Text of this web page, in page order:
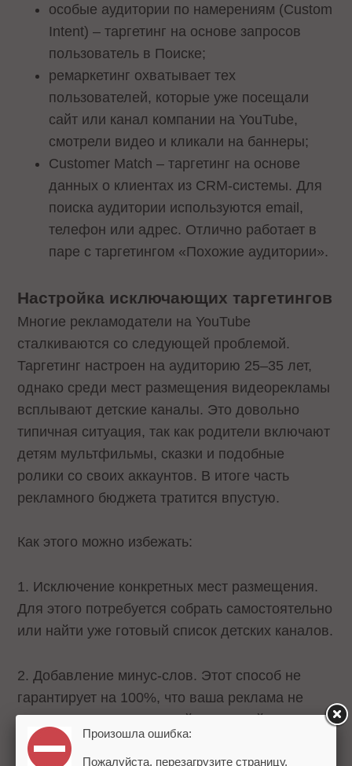
особые аудитории по намерениям (Custom
Intent) – таргетинг на основе запросов
пользователь в Поиске;
ремаркетинг охватывает тех
пользователей, которые уже посещали
сайт или канал компании на YouTube,
смотрели видео и кликали на баннеры;
Customer Match – таргетинг на основе
данных о клиентах из CRM-системы. Для
поиска аудитории используются email,
телефон или адрес. Отлично работает в
паре с таргетингом «Похожие аудитории».
Настройка исключающих таргетингов
Многие рекламодатели на YouTube
сталкиваются со следующей проблемой.
Таргетинг настроен на аудиторию 25–35 лет,
однако среди мест размещения видеорекламы
всплывают детские каналы. Это довольно
типичная ситуация, так как родители включают
детям мультфильмы, сказки и подобные
ролики со своих аккаунтов. В итоге часть
рекламного бюджета тратится впустую.
Как этого можно избежать:
1. Исключение конкретных мест размещения.
Для этого потребуется собрать самостоятельно
или найти уже готовый список детских каналов.
2. Добавление минус-слов. Этот способ не
гарантирует на 100%, что ваша реклама не
попадет в видео с детской тематикой, так как
Google принимает именно слова, а не фразы.
Произошла ошибка:
Пожалуйста, перезагрузите страницу.